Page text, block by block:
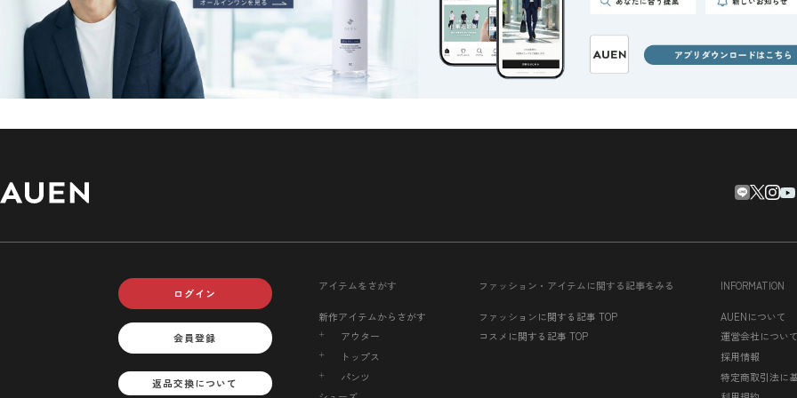
ログイン
会員登録
返品交換について
アイテムをさがす
新作アイテムからさがす
アウター
トップス
パンツ
ファッション・アイテムに関する記事をみる
ファッションに関する記事 TOP
コスメに関する記事 TOP
INFORMATION
AUENについて
運営会社について
採用情報
特定商取引法に